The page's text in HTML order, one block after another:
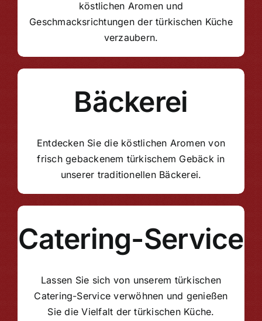
köstlichen Aromen und
Geschmacksrichtungen der türkischen Küche
verzaubern.
Bäckerei
Entdecken Sie die köstlichen Aromen von
frisch gebackenem türkischem Gebäck in
unserer traditionellen Bäckerei.
Catering-Service
Lassen Sie sich von unserem türkischen
Catering-Service verwöhnen und genießen
Sie die Vielfalt der türkischen Küche.